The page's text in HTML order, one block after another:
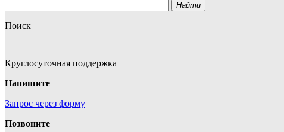
Найти
Поиск
Круглосуточная поддержка
Напишите
Запрос через форму
Позвоните